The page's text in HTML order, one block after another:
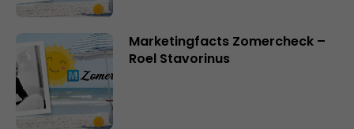
Marketingfacts Zomercheck –
Roel Stavorinus